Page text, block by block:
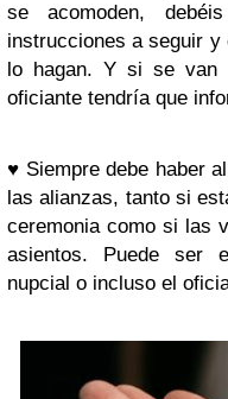
se acomoden,
instrucciones a seguir y
lo hagan. Y si se van
oficiante tendría que
♥ Siempre debe haber
las alianzas, tanto si
ceremonia como si las
asientos. Puede ser
nupcial o incluso el